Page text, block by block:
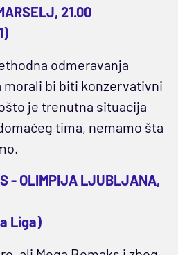
21.00
odmeravanja
morali bi biti konzervativni
je trenutna situacija
tima, nemamo šta
- OLIMPIJA LJUBLJANA,
Liga)